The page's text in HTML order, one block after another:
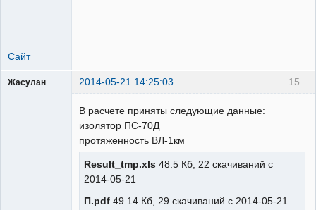
Сайт
15
Жасулан 2014-05-21 14:25:03
В расчете приняты следующие данные:
изолятор ПС-70Д
протяженность ВЛ-1км
Result_tmp.xls 48.5 Кб, 22 скачиваний с
2014-05-21
П.pdf 49.14 Кб, 29 скачиваний с 2014-05-21